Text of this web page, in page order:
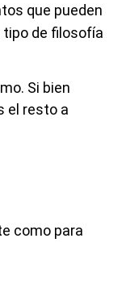
que pueden
tipo de filosofía
Si bien
el resto a
como para